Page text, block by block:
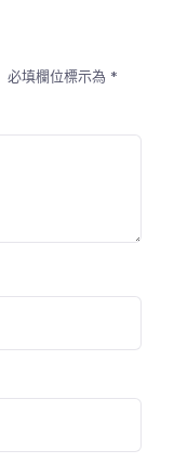
必填欄位標示為 *